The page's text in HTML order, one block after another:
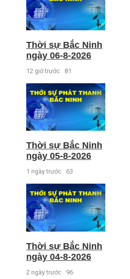
Thời sự Bắc Ninh
ngày 06-8-2026
12 giờ trước 81
Thời sự Bắc Ninh
ngày 05-8-2026
1 ngày trước 63
Thời sự Bắc Ninh
ngày 04-8-2026
2 ngày trước 96